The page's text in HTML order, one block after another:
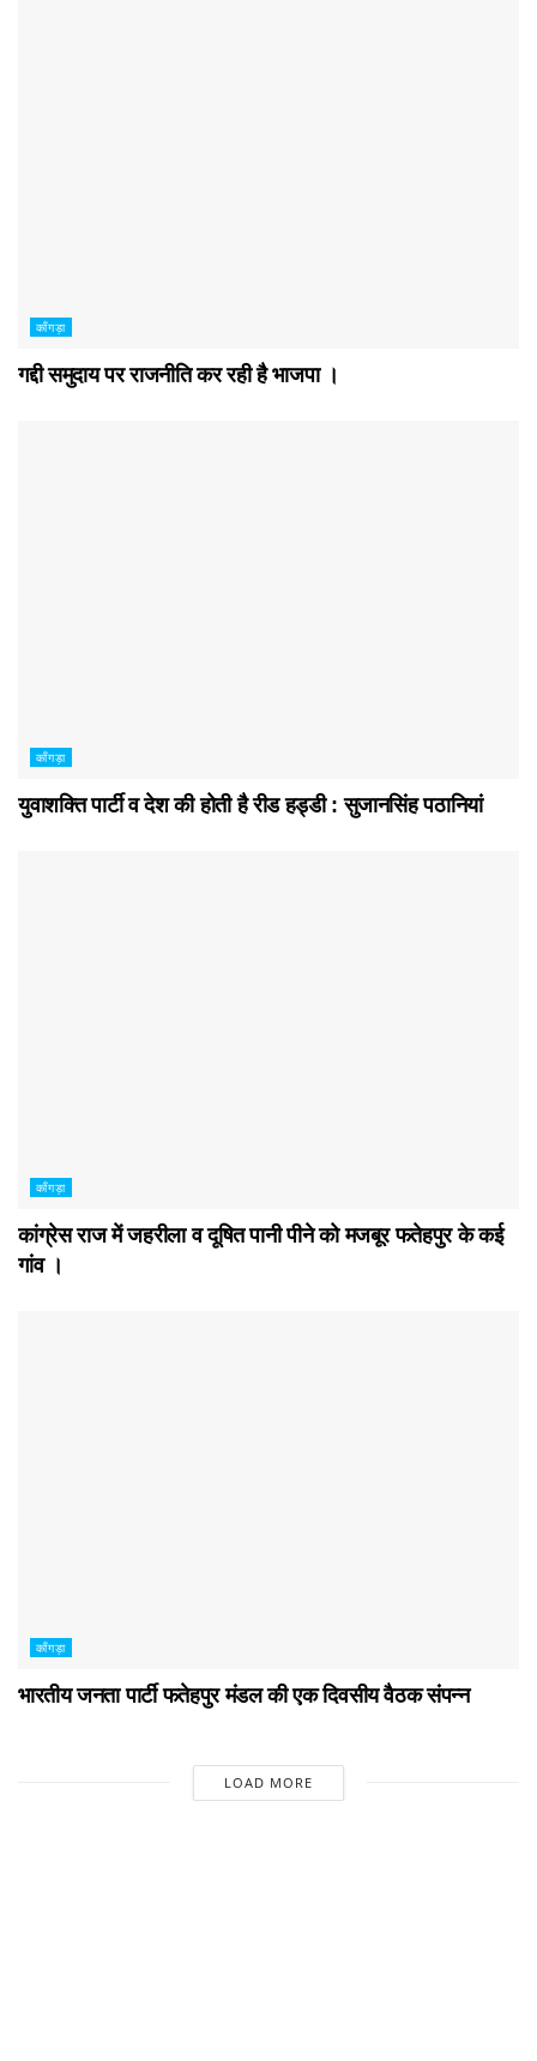
काँगड़ा
गद्दी समुदाय पर राजनीति कर रही है भाजपा ।
काँगड़ा
युवाशक्ति पार्टी व देश की होती है रीड हड्डी : सुजानसिंह पठानियां
काँगड़ा
कांग्रेस राज में जहरीला व दूषित पानी पीने को मजबूर फतेहपुर के कई
गांव ।
काँगड़ा
भारतीय जनता पार्टी फतेहपुर मंडल की एक दिवसीय वैठक संपन्न
LOAD MORE